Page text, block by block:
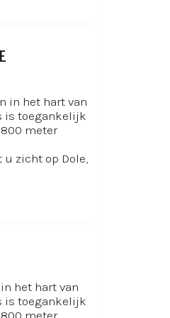
in het hart van
is toegankelijk
meter
zicht op Dole,
beddengoed,
USB-
high-speed
en
bioscoop! Een
007, Titanic,
het hart van
is toegankelijk
meter